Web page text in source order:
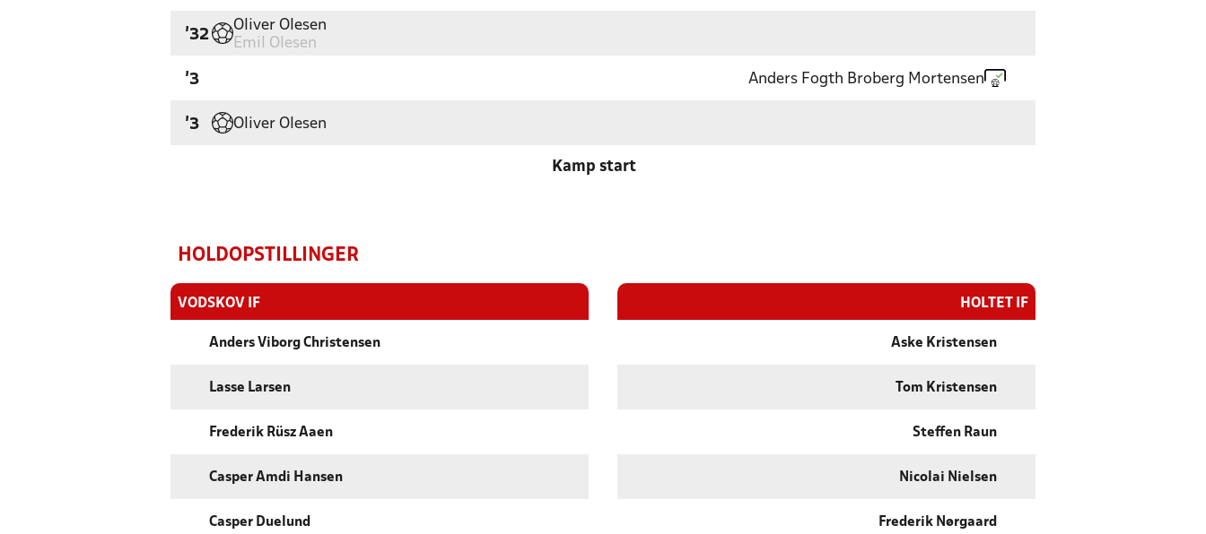
'32
Oliver Olesen
Emil Olesen
'3 Anders Fogth Broberg Mortensen
'3 Oliver Olesen
Kamp start
HOLDOPSTILLINGER
VODSKOV IF
Anders Viborg Christensen
Lasse Larsen
Frederik Rüsz Aaen
Casper Amdi Hansen
Casper Duelund
HOLTET IF
Aske Kristensen
Tom Kristensen
Steffen Raun
Nicolai Nielsen
Frederik Nørgaard